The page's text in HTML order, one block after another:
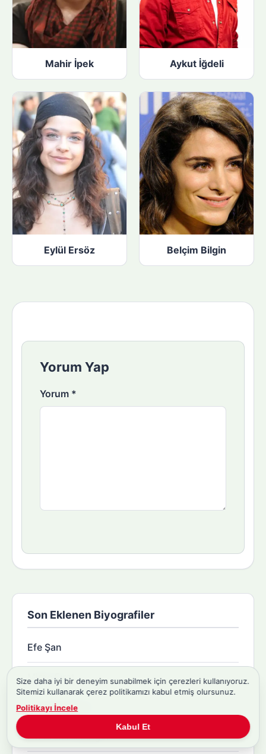
Mahir İpek Aykut İğdeli
Eylül Ersöz Belçim Bilgin
Yorum Yap
Yorum *
Son Eklenen Biyografiler
Efe Şan
Miraç Fırat
Arda Soydoğan
Av. Eren Ali Bingöl
Size daha iyi bir deneyim sunabilmek için çerezleri kullanıyoruz.
Sitemizi kullanarak çerez politikamızı kabul etmiş olursunuz.
Politikayı İncele
Kabul Et